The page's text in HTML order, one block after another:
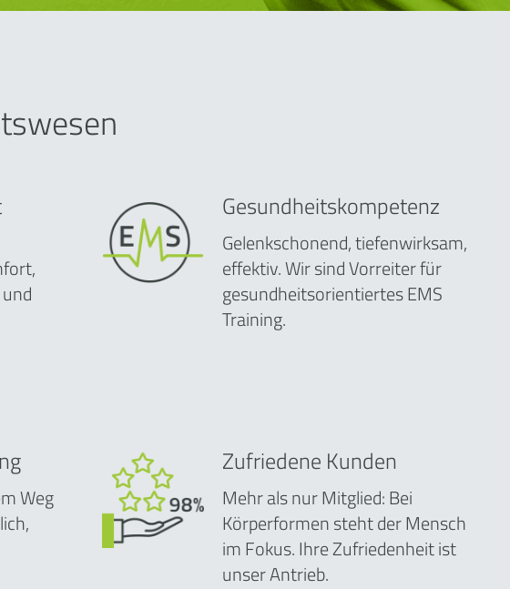
Gesundheitskompetenz
Gelenkschonend, tiefenwirksam,
effektiv. Wir sind Vorreiter für
gesundheitsorientiertes EMS
Training.
Weg
Zufriedene Kunden
Mehr als nur Mitglied: Bei
Körperformen steht der Mensch
im Fokus. Ihre Zufriedenheit ist
unser Antrieb.